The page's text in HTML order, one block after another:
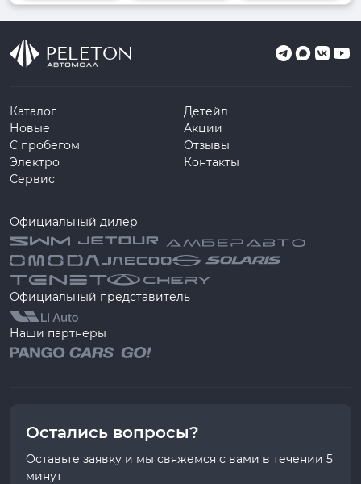
Каталог
Новые
С пробегом
Электро
Сервис
Детейл
Акции
Отзывы
Контакты
Официальный дилер
Официальный представитель
Наши партнеры
Остались вопросы?
Оставьте заявку и мы свяжемся с вами в течении 5
минут